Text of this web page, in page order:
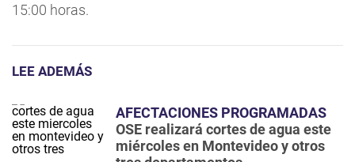
15:00 horas.
LEE ADEMÁS
AFECTACIONES PROGRAMADAS
OSE realizará cortes de agua este
miércoles en Montevideo y otros